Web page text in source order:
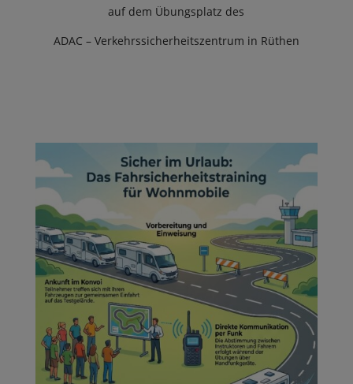
auf dem Übungsplatz des
ADAC – Verkehrssicherheitszentrum in Rüthen